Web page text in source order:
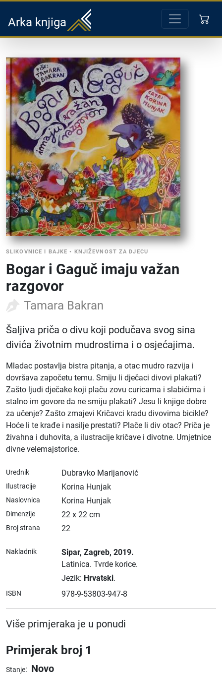
Arka knjiga
SLIKOVNICE I BAJKE • KNJIŽEVNOST ZA DJECU
Bogar i Gaguč imaju važan
razgovor
Tamara Bakran
Šaljiva priča o divu koji podučava svog sina
divića životnim mudrostima i o osjećajima.
Mladac postavlja bistra pitanja, a otac mudro razvija i
dovršava započetu temu. Smiju li dječaci divovi plakati?
Zašto ljudi dječake koji plaču zovu curicama i slabićima i
stalno im govore da ne smiju plakati? Jesu li knjige dobre
za učenje? Zašto zmajevi Kričavci kradu divovima bicikle?
Hoće li te krađe i nasilje prestati? Plače li div otac? Priča je
živahna i duhovita, a ilustracije kričave i divotne. Umjetnice
divne velemajstorice.
Urednik Dubravko Marijanović
Ilustracije Korina Hunjak
Naslovnica Korina Hunjak
Dimenzije 22 x 22 cm
Broj strana 22
Nakladnik Sipar, Zagreb, 2019.
Latinica. Tvrde korice.
Jezik: Hrvatski.
ISBN 978-9-53803-947-8
Više primjeraka je u ponudi
Primjerak broj 1
Stanje: Novo